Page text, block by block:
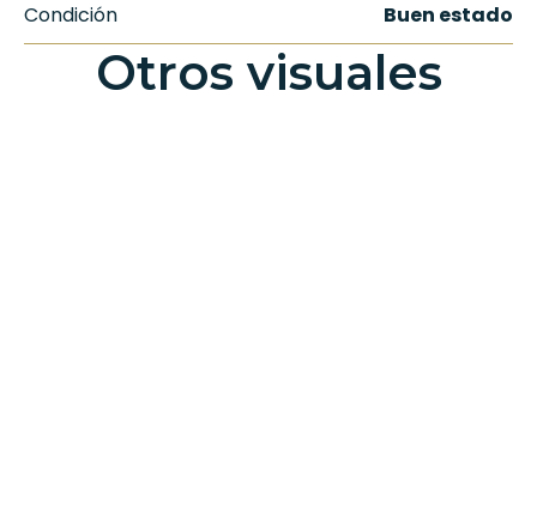
Condición Buen estado
Otros visuales